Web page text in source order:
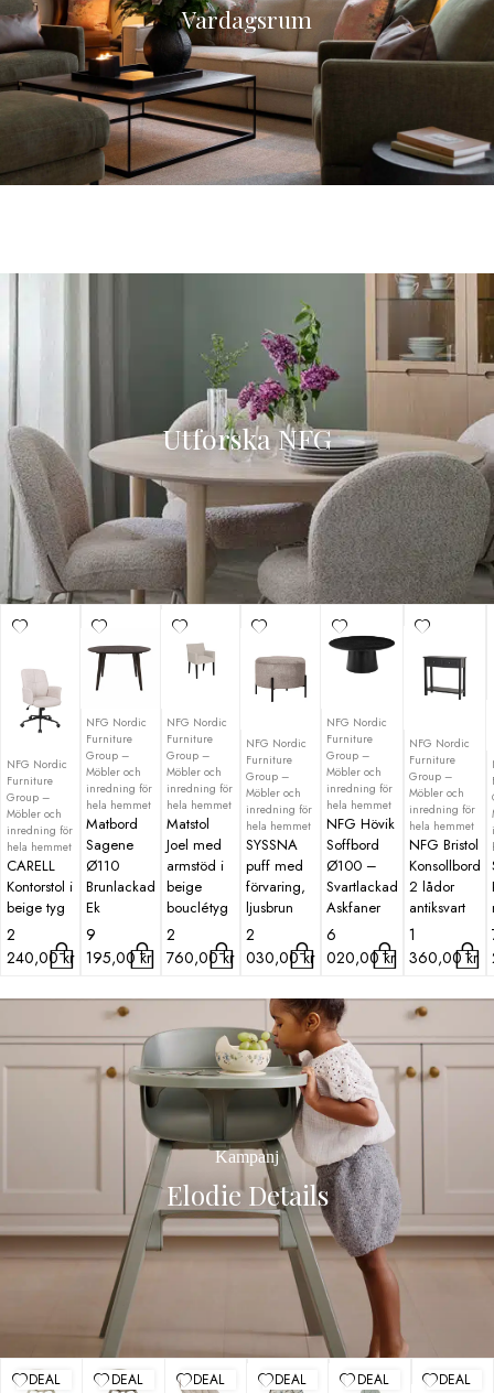
Vardagsrum
NFG Nordic
Furniture
Group –
Möbler och
inredning för
hela hemmet
CARELL
Kontorstol i
beige tyg
2
240,00kr
NFG Nordic
Furniture
Group –
Möbler och
inredning för
hela hemmet
Matbord
Sagene
Ø110
Brunlackad
Ek
9
195,00kr
NFG Nordic
Furniture
Group –
Möbler och
inredning för
hela hemmet
Matstol
Joel med
armstöd i
beige
bouclétyg
2
760,00kr
NFG Nordic
Furniture
Group –
Möbler och
inredning för
hela hemmet
SYSSNA
puff med
förvaring,
ljusbrun
2
030,00kr
NFG Nordic
Furniture
Group –
Möbler och
inredning för
hela hemmet
NFG Hövik
Soffbord
Ø100 –
Svartlackad
Askfaner
6
020,00kr
NFG Nordic
Furniture
Group –
Möbler och
inredning för
hela hemmet
NFG Bristol
Konsollbord
2 lådor
antiksvart
1
360,00kr
Utforska NFG
Kampanj
Elodie Details
DEAL DEAL DEAL DEAL DEAL DEAL